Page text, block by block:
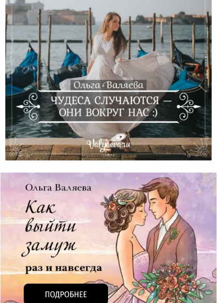
Чудеса Случаются — Они Вокруг Нас:)